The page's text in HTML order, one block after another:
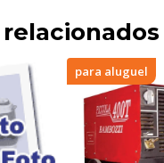
para aluguel